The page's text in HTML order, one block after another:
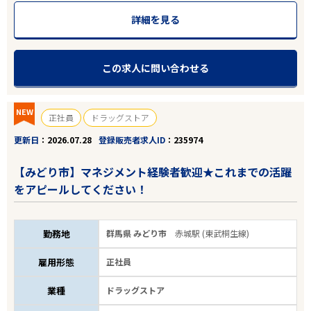
詳細を見る
この求人に問い合わせる
NEW 正社員
ドラッグストア
更新日
2026.07.28 登録販売者求人ID 235974
【みどり市】マネジメント経験者歓迎★これまでの活躍
をアピールしてください！
勤務地 群馬県 みどり市赤城駅 (東武桐生線)
雇用形態 正社員
業種 ドラッグストア